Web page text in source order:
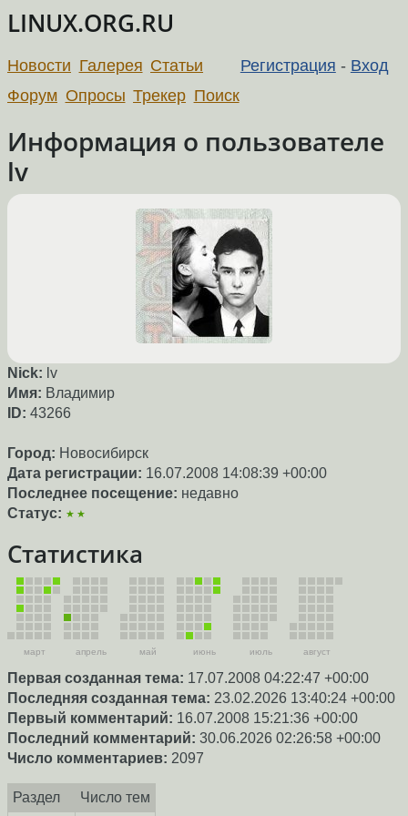
LINUX.ORG.RU
Регистрация - Вход
Новости Галерея Статьи
Форум Опросы Трекер Поиск
Информация о пользователе
lv
Nick: lv
Имя: Владимир
ID: 43266
Город: Новосибирск
Дата регистрации: 16.07.2008 14:08:39 +00:00
Последнее посещение: недавно
Статус: ★★
Статистика
март апрель май июнь июль август
Первая созданная тема: 17.07.2008 04:22:47 +00:00
Последняя созданная тема: 23.02.2026 13:40:24 +00:00
Первый комментарий: 16.07.2008 15:21:36 +00:00
Последний комментарий: 30.06.2026 02:26:58 +00:00
Число комментариев: 2097
Раздел Число тем